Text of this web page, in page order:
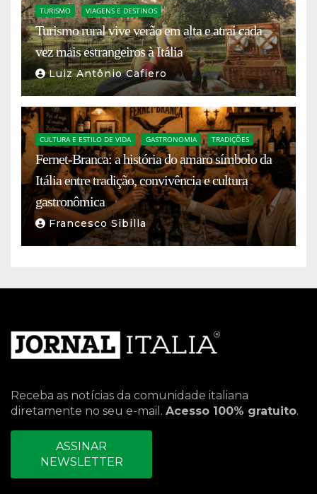
TURISMO VIAGENS E DESTINOS
Turismo rural vive verão em alta e atrai cada
vez mais estrangeiros à Itália
Luiz Antônio Cafiero
CULTURA E ESTILO DE VIDA GASTRONOMIA TRADIÇÕES
Fernet-Branca: a história do amaro símbolo da
Itália entre tradição, convivência e cultura
gastronômica
Francesco Sibilla
Receba as notícias da comunidade italiana
diretamente no seu e-mail. Acesso 100% gratuito.
ASSINAR
NEWSLETTER